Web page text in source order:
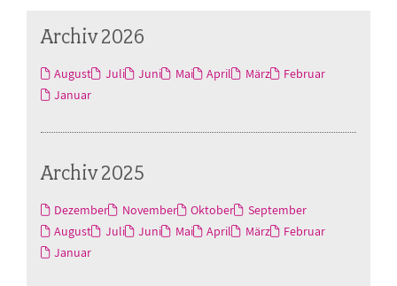
Archiv 2026
August Juli Juni Mai April März
Februar
Januar
Archiv 2025
Dezember November Oktober
September
August
Juli Juni Mai April März
Februar
Januar